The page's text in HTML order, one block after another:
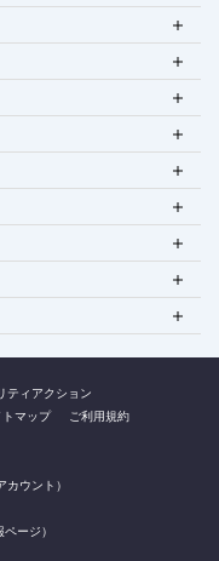
ティアクション
マップ
ご利用規約
ウント）
ージ）